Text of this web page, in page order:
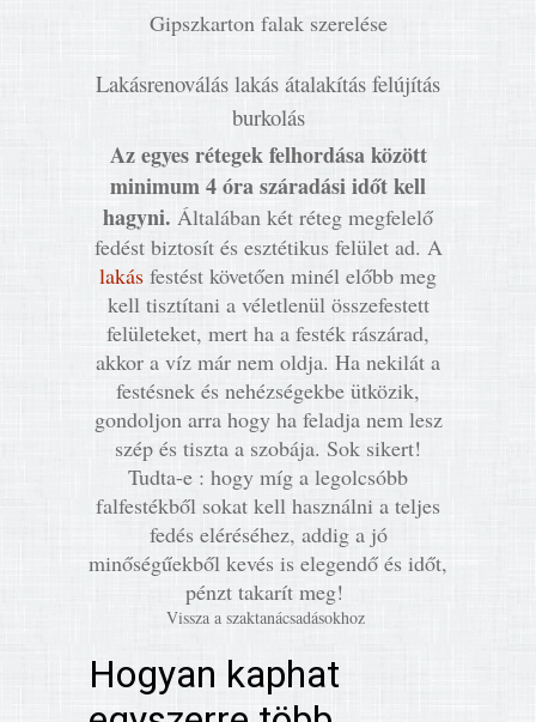
Gipszkarton falak szerelése
Lakásrenoválás lakás átalakítás felújítás
burkolás
Az egyes rétegek felhordása között
minimum 4 óra száradási időt kell
hagyni. Általában két réteg megfelelő
fedést biztosít és esztétikus felület ad. A
lakás festést követően minél előbb meg
kell tisztítani a véletlenül összefestett
felületeket, mert ha a festék rászárad,
akkor a víz már nem oldja. Ha nekilát a
festésnek és nehézségekbe ütközik,
gondoljon arra hogy ha feladja nem lesz
szép és tiszta a szobája. Sok sikert!
Tudta-e : hogy míg a legolcsóbb
falfestékből sokat kell használni a teljes
fedés eléréséhez, addig a jó
minőségűekből kevés is elegendő és időt,
pénzt takarít meg!
Vissza a szaktanácsadásokhoz